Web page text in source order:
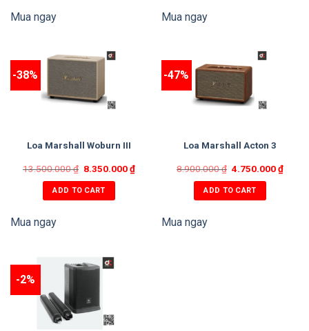
liệu khác nhau trên 2 phiên bản của Beosound Level giúp
mang đến 2 phong cách 1 hiện đại, 1 cổ điển. B&O cũng rất
khéo léo trong thiết kế giúp Beosound Level có thể phù hợp
THÔNG SỐ KỸ THUẬT
Kích thước phòng được đề xuất: 10 -50 m²
Thông số các loa tích hợp: 2 × 30 W lớp D cho loa
trầm; 1 × 30 W loại D cho toàn dải; 1 × 15 W lớp D cho
Dải tần số: 39 – 23000 Hz – Độ ồn tối đa @ 1m (SPL)
96 dB SPL
Khả năng âm trầm: 79 dB SPL
Kết nối không dây qua Bluetooth 5.0 hoặc Wifi.
Mua ngay Mua ngay
-38%
Loa Marshall Woburn III
13.500.000₫ 8.350.000₫
ADD TO CART
Mua ngay
-47%
Loa Marshall Acton 3
8.900.000₫ 4.750.000₫
ADD TO CART
Mua ngay
-2%